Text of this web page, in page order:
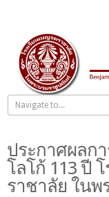
ประกาศผลก
โลโก้ 113 ปี
ราชาลัย ใน